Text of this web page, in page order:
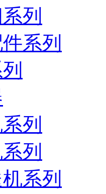
列
系列
列
列
系列